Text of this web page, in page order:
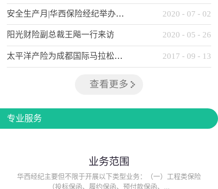
午，华西金控第一党支部举办了“学
党史、知党情、...
安全生产月|华西保险经纪举办应急消防安全知识培训 2020 - 07 - 02
阳光财险副总裁王飚一行来访 2020 - 05 - 26
太平洋产险为成都国际马拉松提供全方位保险保障 2017 - 09 - 13
查看更多
专业服务
业务范围
华西经纪主要但不限于开展以下类型业务：（一）工程类保险
（投标保函、履约保函、预付款保函、...